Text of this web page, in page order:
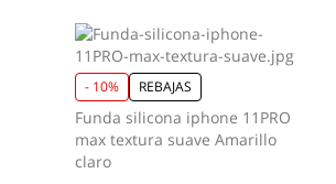
- 10% REBAJAS
Funda silicona iphone 11PRO
max textura suave Amarillo
claro